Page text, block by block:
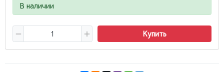
В наличии
Купить